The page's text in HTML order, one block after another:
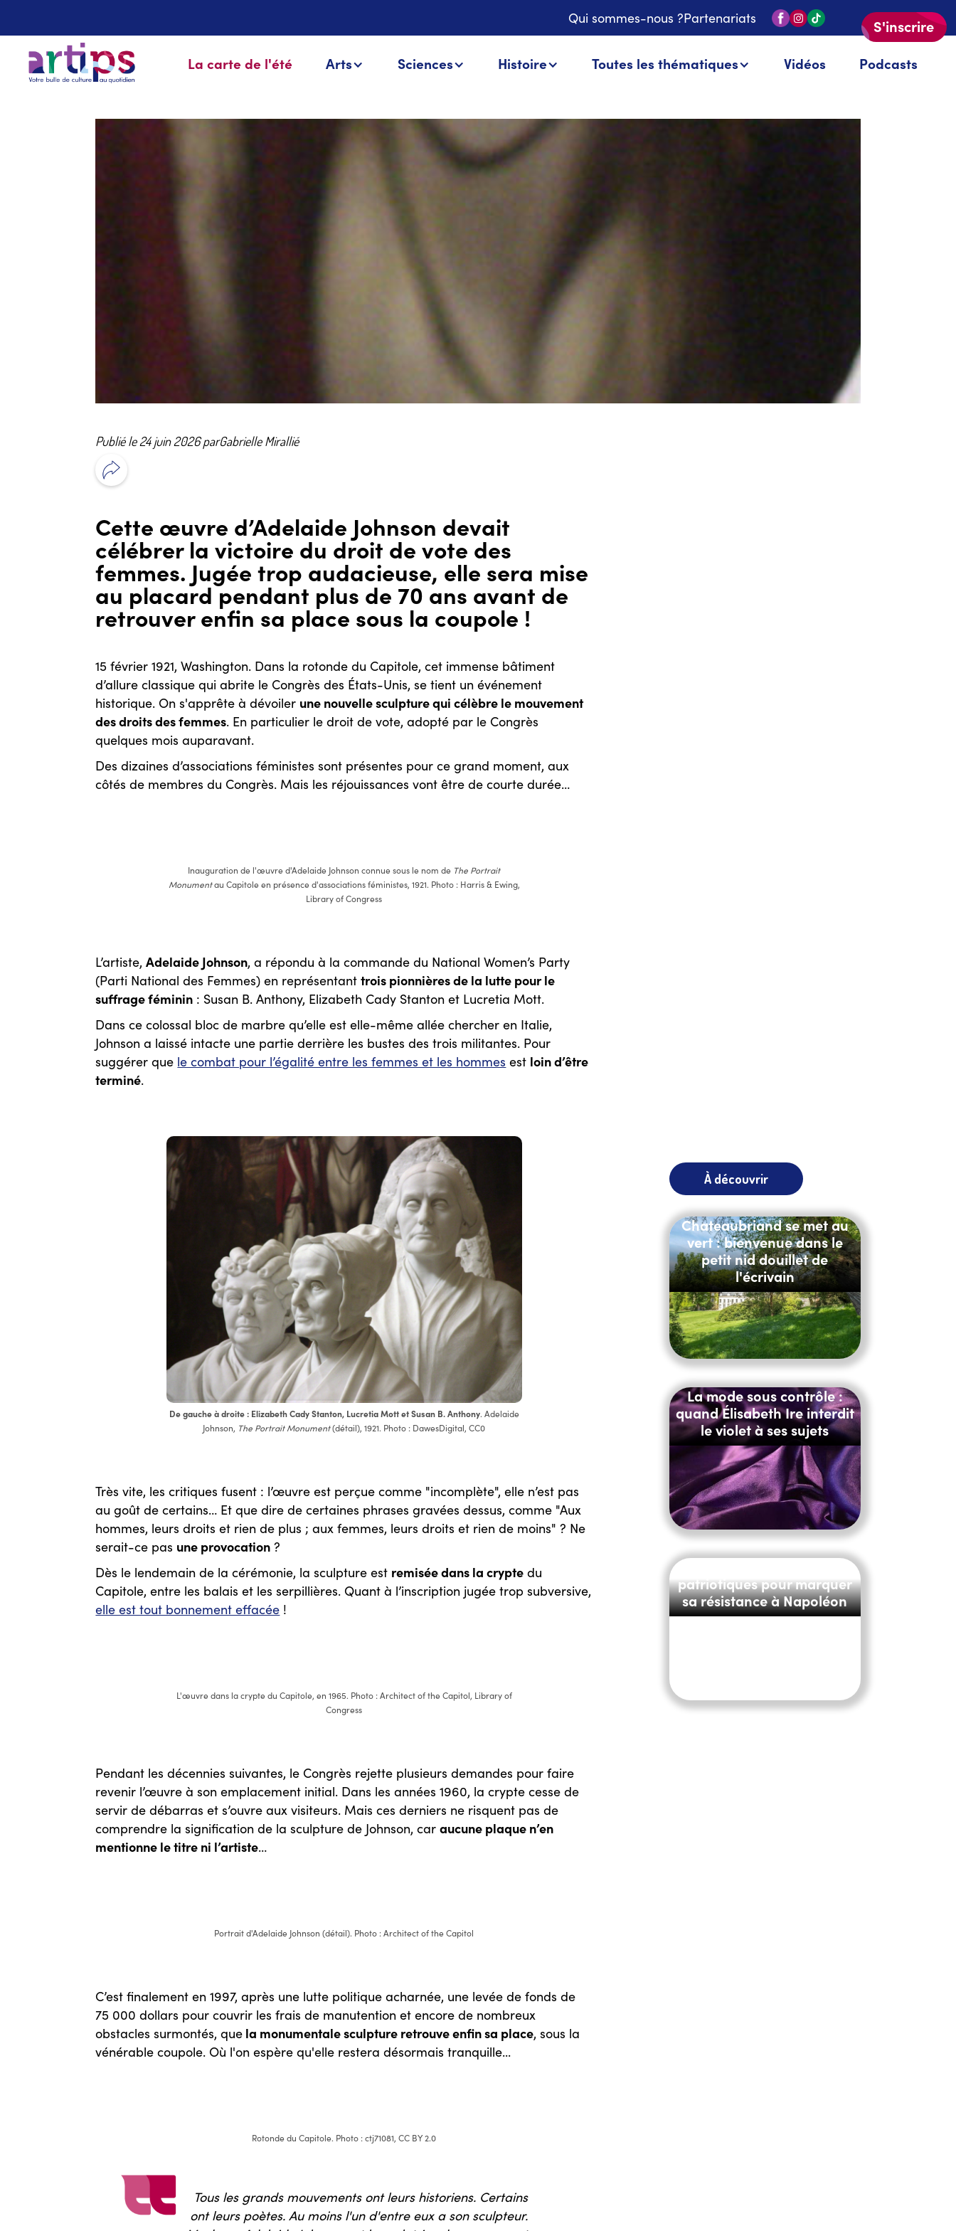
Qui sommes-nous ?Partenariats
La carte de l'été Arts Sciences Histoire Toutes les thématiques Vidéos Podcasts
S'inscrire
Publié le 24 juin 2026 parGabrielle Mirallié
Cette œuvre d’Adelaide Johnson devait
célébrer la victoire du droit de vote des
femmes. Jugée trop audacieuse, elle sera mise
au placard pendant plus de 70 ans avant de
retrouver enfin sa place sous la coupole !
15 février 1921, Washington. Dans la rotonde du Capitole, cet immense bâtiment
d’allure classique qui abrite le Congrès des États-Unis, se tient un événement
historique. On s'apprête à dévoiler une nouvelle sculpture qui célèbre le mouvement
des droits des femmes. En particulier le droit de vote, adopté par le Congrès
quelques mois auparavant.
Des dizaines d’associations féministes sont présentes pour ce grand moment, aux
côtés de membres du Congrès. Mais les réjouissances vont être de courte durée…
Inauguration de l'œuvre d'Adelaide Johnson connue sous le nom de The Portrait
Monumentau Capitole en présence d'associations féministes, 1921. Photo : Harris & Ewing,
Library of Congress
L’artiste,Adelaide Johnson, a répondu à la commande du National Women’s Party
(Parti National des Femmes) en représentanttrois pionnières de la lutte pour le
suffrage féminin : Susan B. Anthony, Elizabeth Cady Stanton et Lucretia Mott.
Dans ce colossal bloc de marbre qu’elle est elle-même allée chercher en Italie,
Johnson a laissé intacte une partie derrière les bustes des trois militantes. Pour
suggérer que le combat pour l’égalité entre les femmes et les hommes est loin d’être
terminé.
De gauche à droite : Elizabeth Cady Stanton, Lucretia Mott et Susan B. Anthony. Adelaide
Johnson, The Portrait Monument(détail), 1921. Photo : DawesDigital, CC0
Très vite, les critiques fusent : l’œuvre est perçue comme "incomplète", elle n’est pas
au goût de certains… Et que dire de certaines phrases gravées dessus, comme "Aux
hommes, leurs droits et rien de plus ; aux femmes, leurs droits et rien de moins" ? Ne
serait-ce pas une provocation ?
Dès le lendemain de la cérémonie, la sculpture est remisée dans la crypte du
Capitole, entre les balais et les serpillières. Quant à l’inscription jugée trop subversive,
elle est tout bonnement effacée !
L'œuvre dans la crypte du Capitole, en 1965. Photo : Architect of the Capitol, Library of
Congress
Pendant les décennies suivantes, le Congrès rejette plusieurs demandes pour faire
revenir l’œuvre à son emplacement initial. Dans les années 1960, la crypte cesse de
servir de débarras et s’ouvre aux visiteurs. Mais ces derniers ne risquent pas de
comprendre la signification de la sculpture de Johnson, caraucune plaque n’en
mentionne le titre ni l’artiste…
Portrait d'Adelaide Johnson (détail). Photo : Architect of the Capitol
C’est finalement en 1997, après une lutte politique acharnée, une levée de fonds de
75 000 dollars pour couvrir les frais de manutention et encore de nombreux
obstacles surmontés, que la monumentale sculpture retrouve enfin sa place, sous la
vénérable coupole. Où l'on espère qu'elle restera désormais tranquille...
Rotonde du Capitole. Photo : ctj71081, CC BY 2.0
Tous les grands mouvements ont leurs historiens. Certains
ont leurs poètes. Au moins l'un d'entre eux a son sculpteur.
À découvrir
Chateaubriand se met au
vert : bienvenue dans le
petit nid douillet de
l'écrivain
La mode sous contrôle :
quand Élisabeth Ire interdit
le violet à ses sujets
Noir, c'est noir : des bijoux
patriotiques pour marquer
sa résistance à Napoléon